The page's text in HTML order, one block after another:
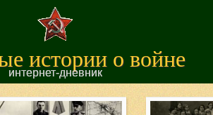
истории о войне
интернет-дневник